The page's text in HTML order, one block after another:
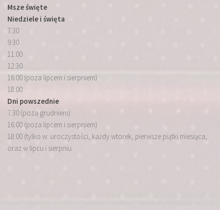
Msze święte
Niedziele i święta
7:30
9:30
11:00
12:30
16:00 (poza lipcem i sierpniem)
18:00
Dni powszednie
7:30 (poza grudniem)
16:00 (poza lipcem i sierpniem)
18:00 (tylko w: uroczystości, każdy wtorek, pierwsze piątki miesiąca,
oraz w lipcu i sierpniu